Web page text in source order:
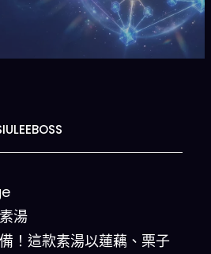
湯
！這款素湯以蓮藕、栗子